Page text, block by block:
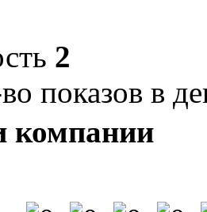
2
показов в
компании